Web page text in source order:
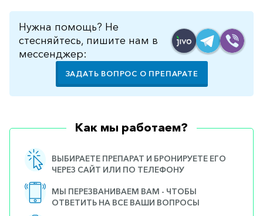
Нужна помощь? Не
стесняйтесь, пишите нам в
мессенджер:
ЗАДАТЬ ВОПРОС О ПРЕПАРАТЕ
Как мы работаем?
ВЫБИРАЕТЕ ПРЕПАРАТ И БРОНИРУЕТЕ ЕГО
ЧЕРЕЗ САЙТ ИЛИ ПО ТЕЛЕФОНУ
МЫ ПЕРЕЗВАНИВАЕМ ВАМ - ЧТОБЫ
ОТВЕТИТЬ НА ВСЕ ВАШИ ВОПРОСЫ